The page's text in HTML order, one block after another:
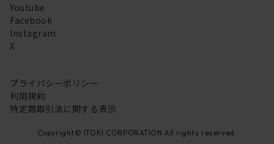
Youtube
Facebook
Instagram
X
プライバシーポリシー
利用規約
特定商取引法に関する表示
Copyright© ITOKI CORPORATION All rights reserved.